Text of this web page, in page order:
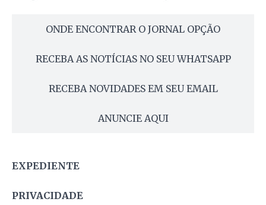
ONDE ENCONTRAR O JORNAL OPÇÃO
RECEBA AS NOTÍCIAS NO SEU WHATSAPP
RECEBA NOVIDADES EM SEU EMAIL
ANUNCIE AQUI
EXPEDIENTE
PRIVACIDADE